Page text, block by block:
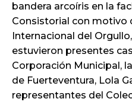
bandera arcoíris en la
Consistorial con motivo
Internacional del
estuvieron presentes
Corporación Municipal,
de Fuerteventura, Lola
representantes del